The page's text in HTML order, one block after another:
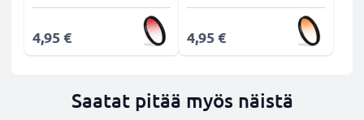
4,95 € 4,95 €
Saatat pitää myös näistä